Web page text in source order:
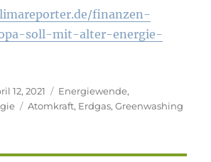
finanzen-
soll-mit-alter-energie-
12, 2021 Kategorien
Energiewende,
Schlagwörter
Atomkraft, Erdgas,Greenwashing